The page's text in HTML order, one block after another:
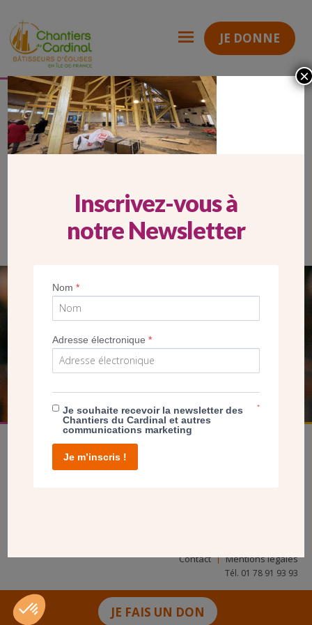
JE FAIS UN DON
JE DONNE
Chantiers
du
Cardinal
HP MOBILE KTO 21-03
HP MOBILE KTO 21-03
SEUL VOTRE DON
NOUS PERMET D’AGIR
FAIRE UN DON
Contact Mentions légales
Tél. 01 78 91 93 93
Inscrivez-vous à
notre Newsletter
Nom*
Adresse électronique*
Je souhaite recevoir la newsletter des
Chantiers du Cardinal et autres
communications marketing
*
Je m’inscris !
×